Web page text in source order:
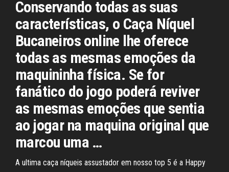
Conservando todas as suas
características, o Caça Níquel
Bucaneiros online lhe oferece
todas as mesmas emoções da
maquininha física. Se for
fanático do jogo poderá reviver
as mesmas emoções que sentia
ao jogar na maquina original que
marcou uma …
A ultima caça níqueis assustador em nosso top 5 é a Happy